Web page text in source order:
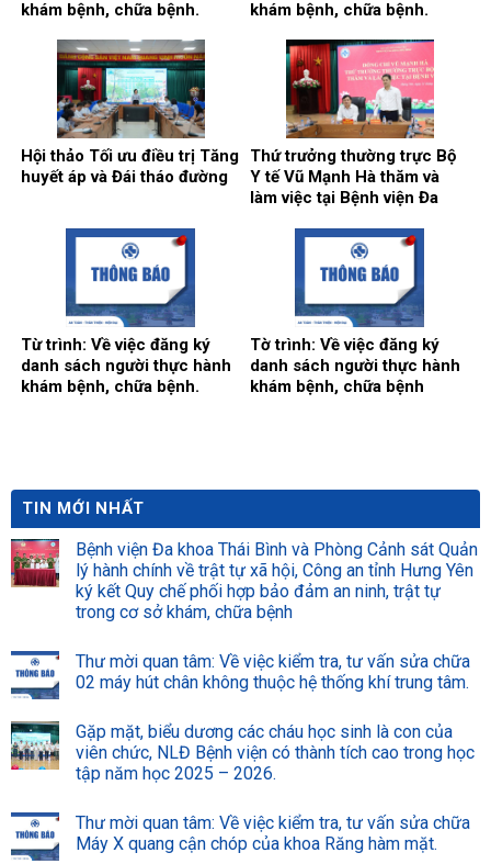
khám bệnh, chữa bệnh.
khám bệnh, chữa bệnh.
Hội thảo Tối ưu điều trị Tăng
huyết áp và Đái tháo đường
Thứ trưởng thường trực Bộ
Y tế Vũ Mạnh Hà thăm và
làm việc tại Bệnh viện Đa
Từ trình: Về việc đăng ký
danh sách người thực hành
khám bệnh, chữa bệnh.
Tờ trình: Về việc đăng ký
danh sách người thực hành
khám bệnh, chữa bệnh
TIN MỚI NHẤT
Bệnh viện Đa khoa Thái Bình và Phòng Cảnh sát Quản
lý hành chính về trật tự xã hội, Công an tỉnh Hưng Yên
ký kết Quy chế phối hợp bảo đảm an ninh, trật tự
trong cơ sở khám, chữa bệnh
Thư mời quan tâm: Về việc kiểm tra, tư vấn sửa chữa
02 máy hút chân không thuộc hệ thống khí trung tâm.
Gặp mặt, biểu dương các cháu học sinh là con của
viên chức, NLĐ Bệnh viện có thành tích cao trong học
tập năm học 2025 – 2026.
Thư mời quan tâm: Về việc kiểm tra, tư vấn sửa chữa
Máy X quang cận chóp của khoa Răng hàm mặt.